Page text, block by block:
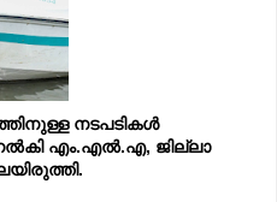
നടപടികള്‍
നല്‍കി എം.എല്‍.എ, ജില്ലാ